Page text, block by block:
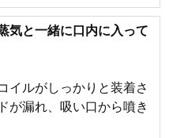
気と一緒に口内に入って
イルがしっかりと装着さ
が漏れ、吸い口から噴き